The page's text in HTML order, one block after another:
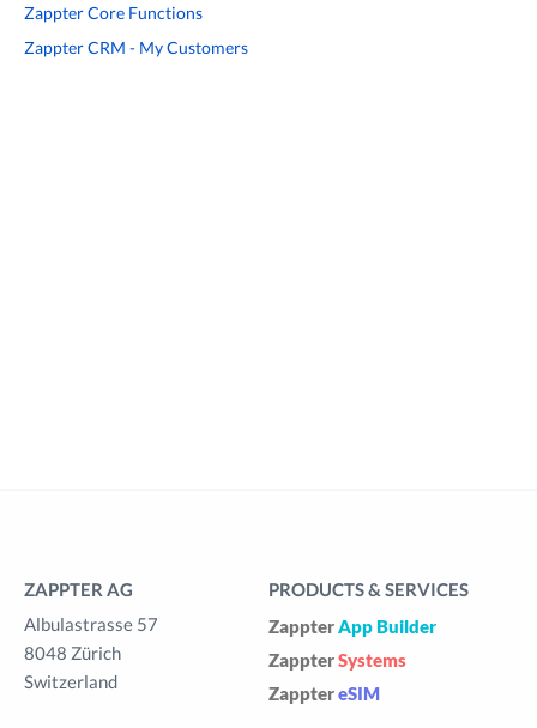
Zappter Core Functions
Zappter CRM - My Customers
ZAPPTER AG
Albulastrasse 57
8048 Zürich
Switzerland
PRODUCTS & SERVICES
ZappterApp Builder
ZappterSystems
ZapptereSIM